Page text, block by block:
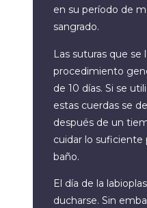
en su período de
sangrado.
Las suturas que se
procedimiento
de 10 días. Si se
estas cuerdas se
después de un
cuidar lo suficiente
baño.
El día de la
ducharse. Sin